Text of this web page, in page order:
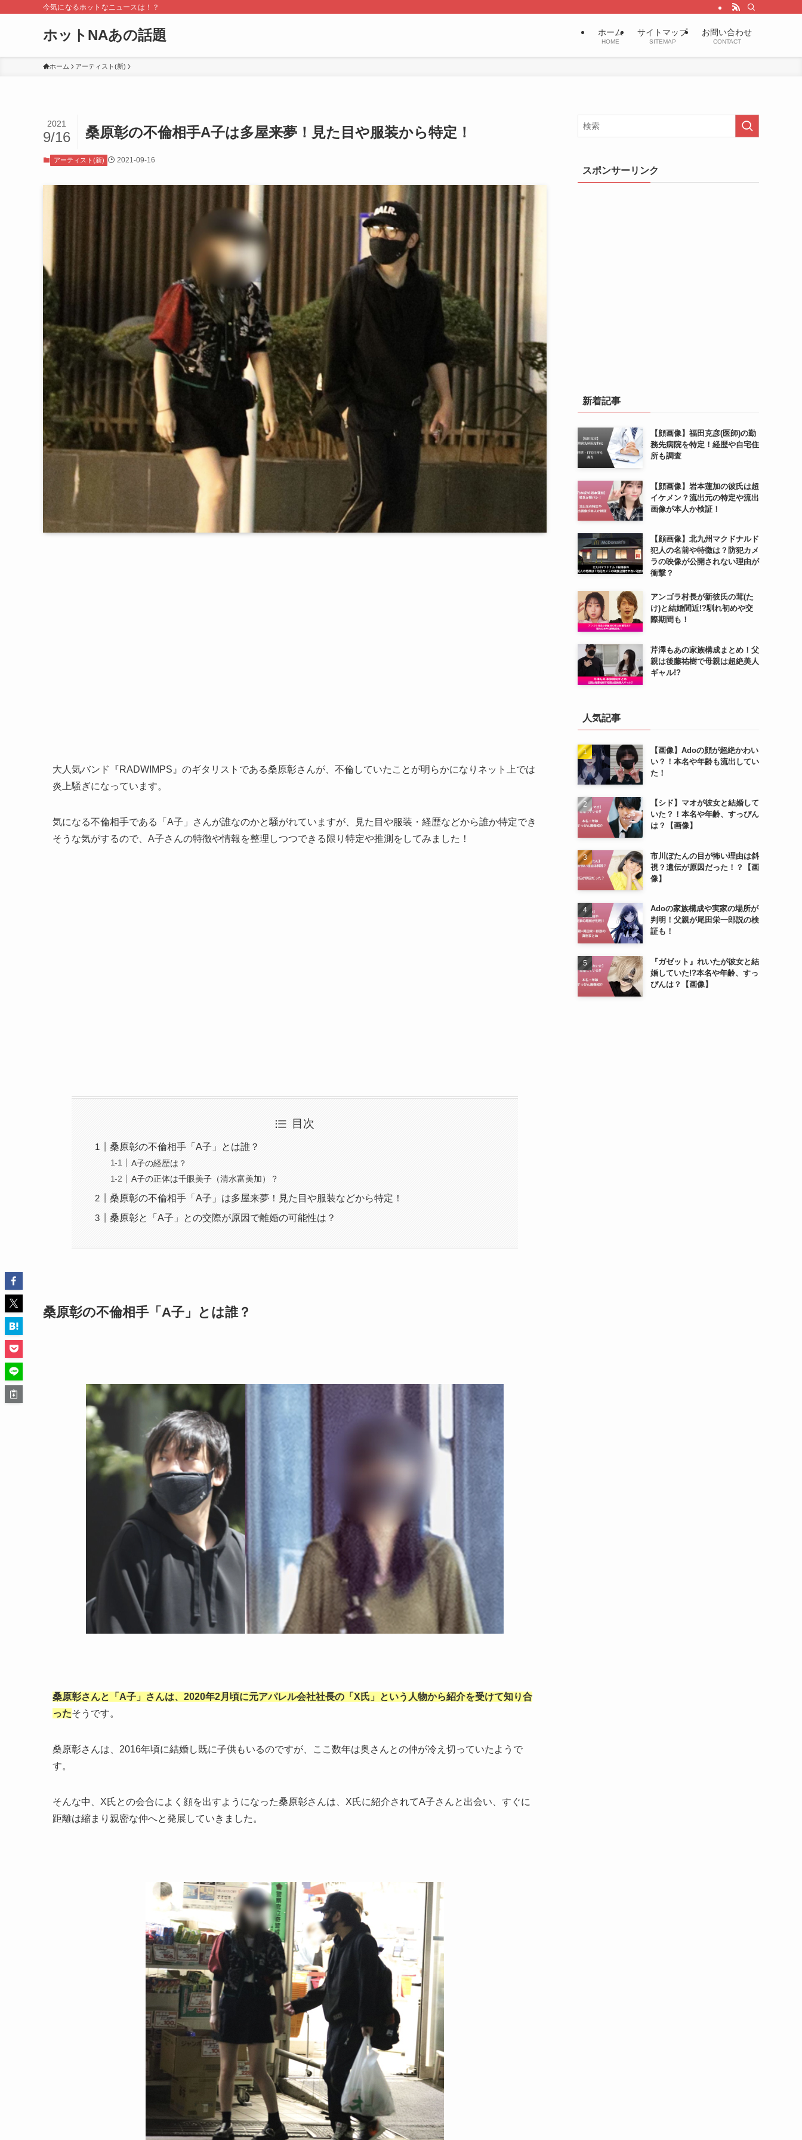
今気になるホットなニュースは！？
ホットNAあの話題 ホーム
HOME
サイトマップ
SITEMAP
お問い合わせ
CONTACT
ホーム アーティスト(新)
桑原彰の不倫相手A子は多屋来夢！見た目や服装から特定！
2021
9/16
アーティスト(新) 2021-09-16
大人気バンド『RADWIMPS』のギタリストである桑原彰さんが、不倫していたことが明らかになりネット上では
炎上騒ぎになっています。
気になる不倫相手である「A子」さんが誰なのかと騒がれていますが、見た目や服装・経歴などから誰か特定でき
そうな気がするので、A子さんの特徴や情報を整理しつつできる限り特定や推測をしてみました！
目次
桑原彰の不倫相手「A子」とは誰？
A子の経歴は？
A子の正体は千眼美子（清水富美加）？
桑原彰の不倫相手「A子」は多屋来夢！見た目や服装などから特定！
桑原彰と「A子」との交際が原因で離婚の可能性は？
桑原彰の不倫相手「A子」とは誰？
桑原彰さんと「A子」さんは、2020年2月頃に元アパレル会社社長の「X氏」という人物から紹介を受けて知り合
ったそうです。
桑原彰さんは、2016年頃に結婚し既に子供もいるのですが、ここ数年は奥さんとの仲が冷え切っていたようで
す。
そんな中、X氏との会合によく顔を出すようになった桑原彰さんは、X氏に紹介されてA子さんと出会い、すぐに
距離は縮まり親密な仲へと発展していきました。
スポンサーリンク
新着記事
【顔画像】福田克彦(医師)の勤
務先病院を特定！経歴や自宅住
所も調査
【顔画像】岩本蓮加の彼氏は超
イケメン？流出元の特定や流出
画像が本人か検証！
【顔画像】北九州マクドナルド
犯人の名前や特徴は？防犯カメ
ラの映像が公開されない理由が
衝撃？
アンゴラ村長が新彼氏の茸(た
け)と結婚間近!?馴れ初めや交
際期間も！
芹澤もあの家族構成まとめ！父
親は後藤祐樹で母親は超絶美人
ギャル!?
人気記事
【画像】Adoの顔が超絶かわい
い？！本名や年齢も流出してい
た！
【シド】マオが彼女と結婚して
いた？！本名や年齢、すっぴん
は？【画像】
市川ぼたんの目が怖い理由は斜
視？遺伝が原因だった！？【画
像】
Adoの家族構成や実家の場所が
判明！父親が尾田栄一郎説の検
証も！
『ガゼット』れいたが彼女と結
婚していた!?本名や年齢、すっ
ぴんは？【画像】